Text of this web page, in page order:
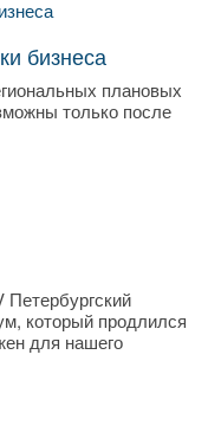
бизнеса
плановых
только после
который продлился
для нашего